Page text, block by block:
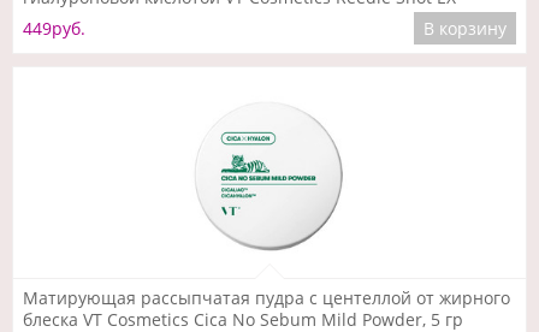
Hyaruronic Modeling Pack , 25 гр
449руб. В корзину
Матирующая рассыпчатая пудра с центеллой от жирного
блеска VT Cosmetics Cica No Sebum Mild Powder, 5 гр